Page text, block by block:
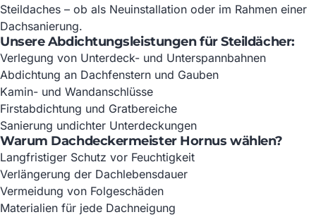
Steildaches – ob als Neuinstallation oder im Rahmen einer
Dachsanierung.
Unsere Abdichtungsleistungen für Steildächer:
Verlegung von Unterdeck- und Unterspannbahnen
Abdichtung an Dachfenstern und Gauben
Kamin- und Wandanschlüsse
Firstabdichtung und Gratbereiche
Sanierung undichter Unterdeckungen
Warum Dachdeckermeister Hornus wählen?
Langfristiger Schutz vor Feuchtigkeit
Verlängerung der Dachlebensdauer
Vermeidung von Folgeschäden
Materialien für jede Dachneigung